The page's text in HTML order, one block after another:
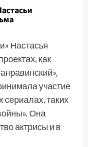
Настасья
как
участие
таких
Она
актрисы и в